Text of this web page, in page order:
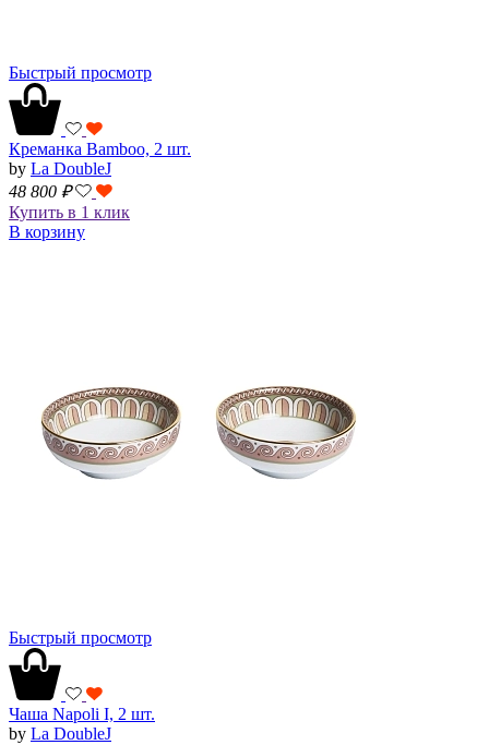
Быстрый просмотр
Креманка Bamboo, 2 шт.
by La DoubleJ
48 800 ₽
Купить в 1 клик
В корзину
Быстрый просмотр
Чаша Napoli I, 2 шт.
by La DoubleJ